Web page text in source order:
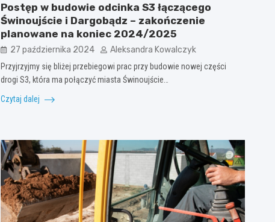
Postęp w budowie odcinka S3 łączącego
Świnoujście i Dargobądz – zakończenie
planowane na koniec 2024/2025
27 października 2024 Aleksandra Kowalczyk
Przyjrzyjmy się bliżej przebiegowi prac przy budowie nowej części
drogi S3, która ma połączyć miasta Świnoujście…
Czytaj dalej